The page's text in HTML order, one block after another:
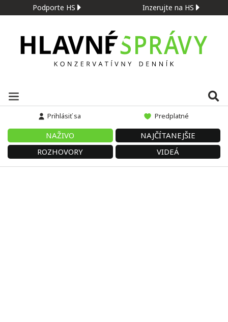
Podporte HS Inzerujte na HS
Prihlásiť sa Predplatné
NAŽIVO
NAJČÍTANEJŠIE
ROZHOVORY
VIDEÁ